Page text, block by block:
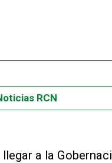
RCN
a la